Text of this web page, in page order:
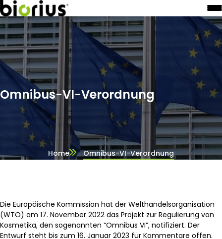
Omnibus-VI-Verordnung
Home Omnibus-VI-Verordnung
Die Europäische Kommission hat der Welthandelsorganisation
(WTO) am 17. November 2022 das Projekt zur Regulierung von
Kosmetika, den sogenannten “Omnibus VI”, notifiziert. Der
Entwurf steht bis zum 16. Januar 2023 für Kommentare offen.